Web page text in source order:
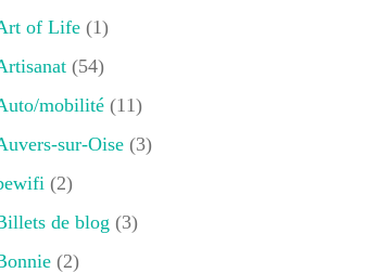
of Life(1)
(54)
mobilité(11)
sur-Oise(3)
(2)
de blog (3)
(2)